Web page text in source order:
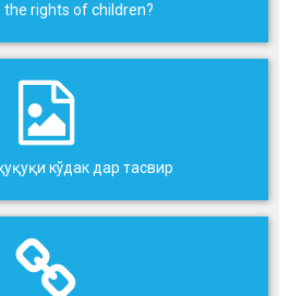
the rights of children?
кўдак дар тасвир